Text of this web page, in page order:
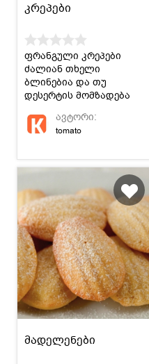
კრეპები
ფრანგული კრეპები
ძალიან თხელი
ბლინებია და თუ
დესერტის მომზადება
იდეალური ვარიანტია!
ავტორი:
tomato
მადელენები